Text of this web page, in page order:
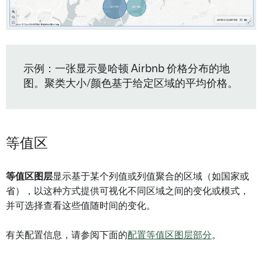
示例：一张显示曼哈顿 Airbnb 价格分布的地
图。聚类大小/颜色基于给定区域的平均价格。
等值区
等值区图层显示基于某个列值或列值聚合的区域（如国家或
省），以这种方式提供可视化不同区域之间的变化或模式，
并可选择查看这些值随时间的变化。
有关配置信息，请参阅下面的配置等值区图层部分。